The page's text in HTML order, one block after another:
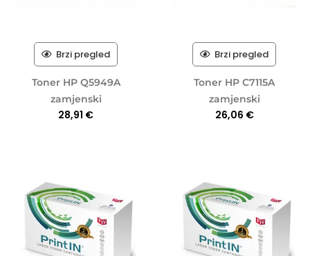
Brzi pregled
Toner HP Q5949A
zamjenski
28,91 €
Brzi pregled
Toner HP C7115A
zamjenski
26,06 €